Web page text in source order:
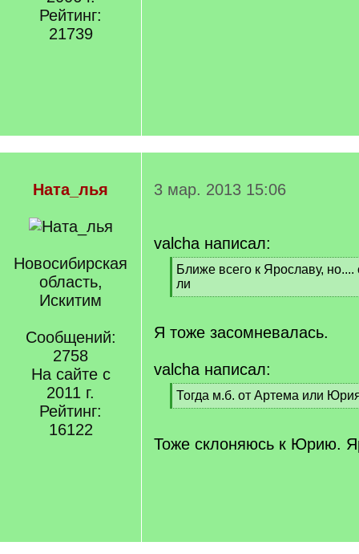
Рейтинг:
21739
Ната_лья
Новосибирская
область,
Искитим
Сообщений:
2758
На сайте с
2011 г.
Рейтинг:
16122
3 мар. 2013 15:06
valcha написал:
[
q
]
Ближе всего к Ярославу, но....
ли
[
q
]
Я тоже засомневалась.
valcha написал:
[
q
Тогда м.б. от Артема или
[
q
]
Тоже склоняюсь к Юрию.